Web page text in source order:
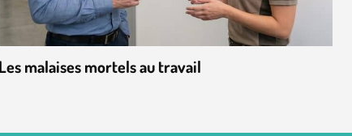
Les malaises mortels au travail